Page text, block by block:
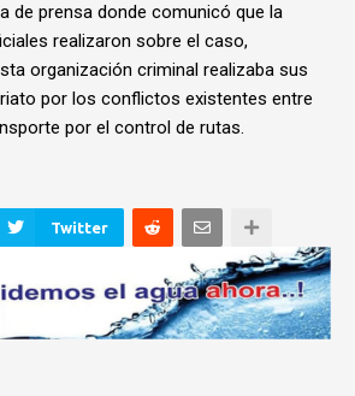
de prensa donde comunicó que la
realizaron sobre el caso,
organización criminal realizaba sus
por los conflictos existentes entre
por el control de rutas.
Twitter